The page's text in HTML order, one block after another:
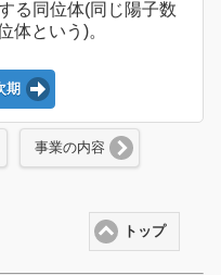
る同位体(同じ陽子数
体という)。
期
事業の内容
トップ